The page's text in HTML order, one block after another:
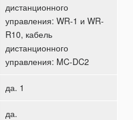
дистанционного
управления: WR-1 и WR-
R10, кабель
дистанционного
управления: MC-DC2
да. 1
да.